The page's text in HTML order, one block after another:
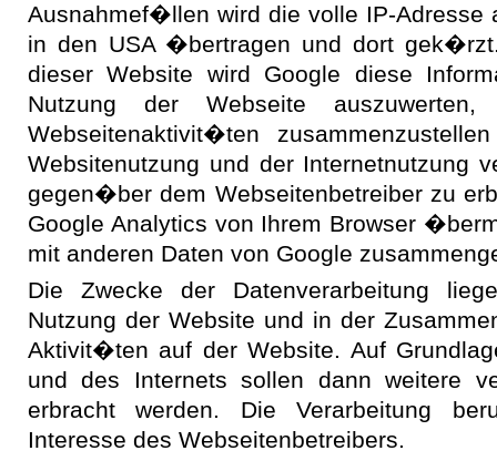
Ausnahmef�llen wird die volle IP-Adresse
in den USA �bertragen und dort
dieser Website wird Google diese
Nutzung der Webseite
Webseitenaktivit�ten
Websitenutzung und der Internetnutzung
gegen�ber dem Webseitenbetreiber zu
Google Analytics von Ihrem Browser
mit anderen Daten von Google
Die Zwecke der Datenverarbeitung
Nutzung der Website und in der
Aktivit�ten auf der Website. Auf
und des Internets sollen dann weitere
erbracht werden. Die Verarbeitung
Interesse des Webseitenbetreibers.